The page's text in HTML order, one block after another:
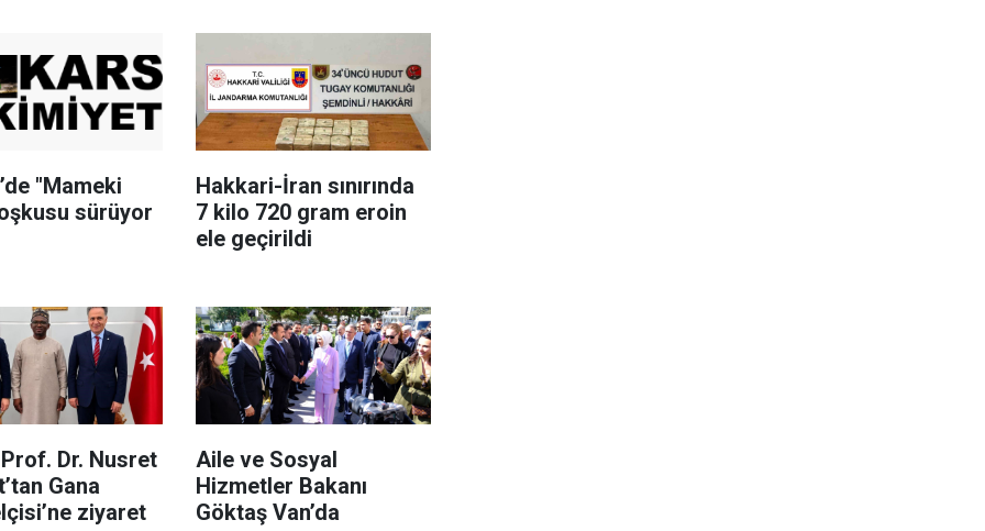
"Mameki
sürüyor
Hakkari-İran sınırında
7 kilo 720 gram eroin
ele geçirildi
Dr. Nusret
Gana
ziyaret
Aile ve Sosyal
Hizmetler Bakanı
Göktaş Van’da